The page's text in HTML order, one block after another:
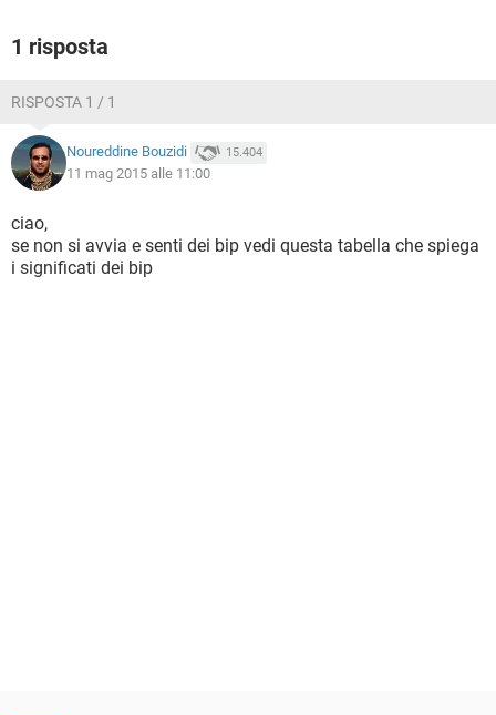
1 risposta
RISPOSTA 1 / 1
Noureddine Bouzidi 15.404
11 mag 2015 alle 11:00
ciao,
se non si avvia e senti dei bip vedi questa tabella che spiega
i significati dei bip